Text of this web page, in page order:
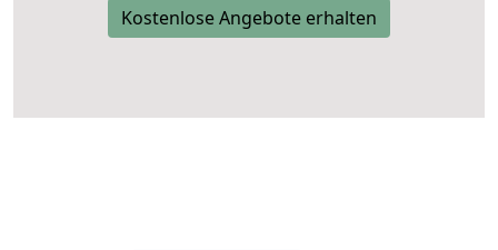
Kostenlose Angebote erhalten